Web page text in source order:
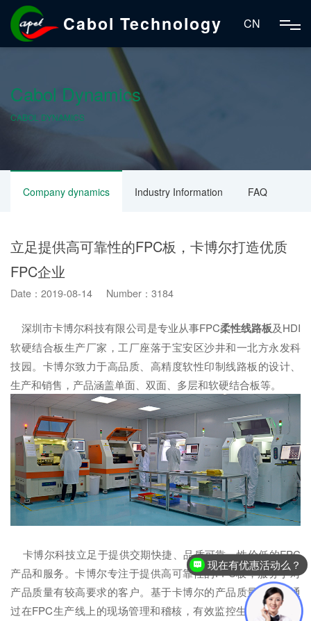
Cabol Technology CN
Cabol Dynamics
CABOL DYNAMICS
Company dynamics Industry Information FAQ
立足提供高可靠性的FPC板，卡博尔打造优质
FPC企业
Date：2019-08-14 Number：3184
深圳市卡博尔科技有限公司是专业从事FPC柔性线路板及HDI
软硬结合板生产厂家，工厂座落于宝安区沙井和一北方永发科
技园。卡博尔致力于高品质、高精度软性印制线路板的设计、
生产和销售，产品涵盖单面、双面、多层和软硬结合板等。
卡博尔科技立足于提供交期快捷、品质可靠、性价低的FPC
产品和服务。卡博尔专注于提供高可靠性的FPC板，服务于对
产品质量有较高要求的客户。基于卡博尔的产品质量规范，通
过在FPC生产线上的现场管理和稽核，有效监控生产流程的各
现在有优惠活动么？